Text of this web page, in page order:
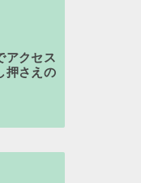
アクセス
押さえの